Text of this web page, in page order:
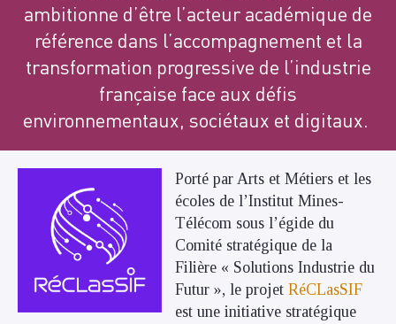
ambitionne d’être l’acteur académique de
référence dans l’accompagnement et la
transformation progressive de l’industrie
française face aux défis
environnementaux, sociétaux et digitaux.
Porté par Arts et Métiers et les
écoles de l’Institut Mines-
Télécom sous l’égide du
Comité stratégique de la
Filière « Solutions Industrie du
Futur », le projetRéCLasSIF
est une initiative stratégique